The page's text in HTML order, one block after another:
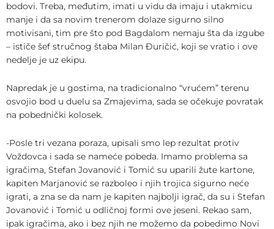
bodovi. Treba, međutim, imati u vidu da imaju i utakmicu
manje i da sa novim trenerom dolaze sigurno silno
motivisani, tim pre što pod Bagdalom nemaju šta da izgube
– ističe šef stručnog štaba Milan Đuričić, koji se vratio i ove
nedelje je uz ekipu.
Napredak je u gostima, na tradicionalno “vrućem” terenu
osvojio bod u duelu sa Zmajevima, sada se očekuje povratak
na pobednički kolosek.
-Posle tri vezana poraza, upisali smo lep rezultat protiv
Voždovca i sada se nameće pobeda. Imamo problema sa
igračima, Stefan Jovanović i Tomić su uparili žute kartone,
kapiten Marjanović se razboleo i njih trojica sigurno neće
igrati, a zna se da nam je kapiten najbolji igrač, da su i Stefan
Jovanović i Tomić u odličnoj formi ove jeseni. Rekao sam,
ipak igračima, ako i bez njih ne možemo da pobedimo Novi